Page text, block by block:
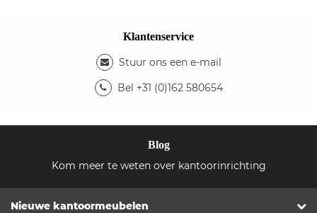
Klantenservice
Stuur ons een e-mail
Bel +31 (0)162 580654
Blog
Kom meer te weten over kantoorinrichting
Nieuwe kantoormeubelen